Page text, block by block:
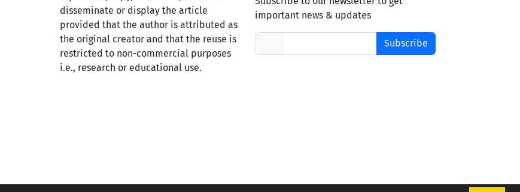
disseminate or display the article
provided that the author is attributed as
the original creator and that the reuse is
restricted to non-commercial purposes
i.e., research or educational use.
important news & updates
Subscribe